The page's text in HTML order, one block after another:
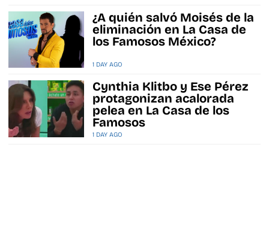
¿A quién salvó Moisés de la
eliminación en La Casa de
los Famosos México?
1 DAY AGO
Cynthia Klitbo y Ese Pérez
protagonizan acalorada
pelea en La Casa de los
Famosos
1 DAY AGO